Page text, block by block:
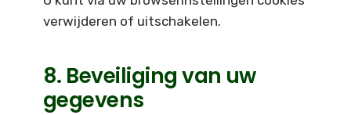
verwijderen of uitschakelen.
8. Beveiliging van uw
gegevens